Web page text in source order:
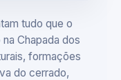
tudo que o
Chapada dos
formações
do cerrado,